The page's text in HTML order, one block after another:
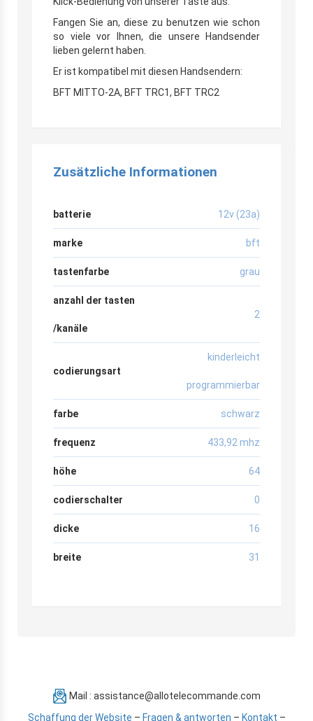
Fangen Sie an, diese zu benutzen wie schon
so viele vor Ihnen, die unsere Handsender
lieben gelernt haben.
Er ist kompatibel mit diesen Handsendern:
BFT MITTO-2A, BFT TRC1, BFT TRC2
Zusätzliche Informationen
batterie 12v (23a)
marke bft
tastenfarbe grau
anzahl der tasten
/kanäle
2
codierungsart
kinderleicht
programmierbar
farbe schwarz
frequenz 433,92 mhz
höhe 64
codierschalter 0
dicke 16
breite 31
Mail : assistance@allotelecommande.com
Schaffung der Website – Fragen & antworten – Kontakt –